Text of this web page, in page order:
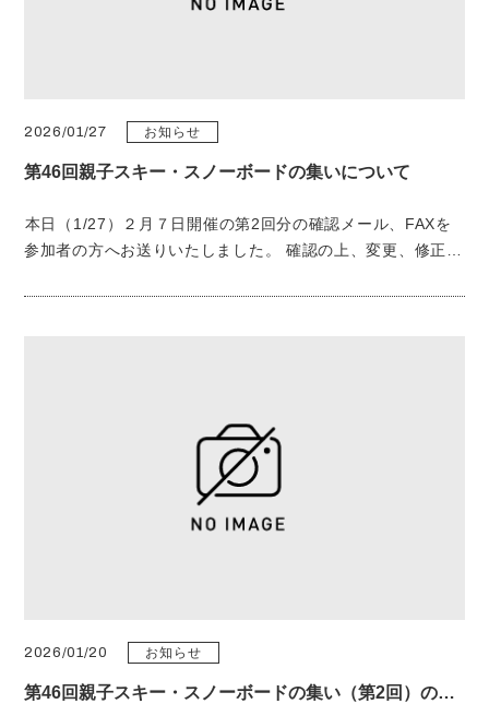
2026/01/27 お知らせ
第46回親子スキー・スノーボードの集いについて
本日（1/27）２月７日開催の第2回分の確認メール、FAXを
参加者の方へお送りいたしました。 確認の上、変更、修正が
2026/01/20 お知らせ
第46回親子スキー・スノーボードの集い（第2回）のお申し込みを締め切りました